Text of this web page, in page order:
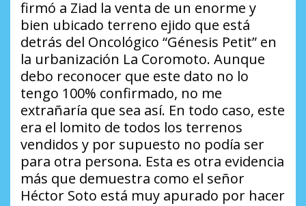
firmó a Ziad la venta de un enorme y
bien ubicado terreno ejido que está
detrás del Oncológico “Génesis Petit” en
la urbanización La Coromoto. Aunque
debo reconocer que este dato no lo
tengo 100% confirmado, no me
extrañaría que sea así. En todo caso, este
era el lomito de todos los terrenos
vendidos y por supuesto no podía ser
para otra persona. Esta es otra evidencia
más que demuestra como el señor
Héctor Soto está muy apurado por hacer